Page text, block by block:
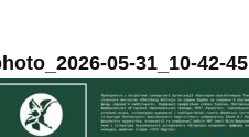
05-31_10-42-45